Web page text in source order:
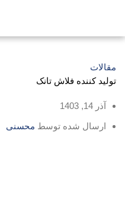
مقالات
تولید کننده فلاش تانک
آذر 14, 1403
ارسال شده توسط محسنی